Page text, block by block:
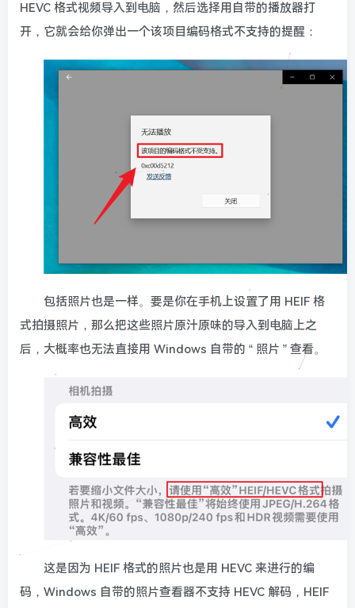
HEVC 格式视频导入到电脑，然后选择用自带的播放器打
开，它就会给你弹出一个该项目编码格式不支持的提醒：
包括照片也是一样。要是你在手机上设置了用 HEIF 格
式拍摄照片，那么把这些照片原汁原味的导入到电脑上之
后，大概率也无法直接用 Windows 自带的 “ 照片 ” 查看。
这是因为 HEIF 格式的照片也是用 HEVC 来进行的编
码，Windows 自带的照片查看器不支持 HEVC 解码，HEIF